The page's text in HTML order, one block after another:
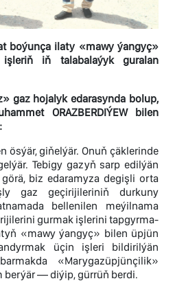
boýunça ilaty «mawy ýangyç»
iň talabalaýyk guralan
gaz hojalyk edarasynda bolup,
ORAZBERDIÝEW bilen
giňelýär. Onuň çäklerinde
Tebigy gazyň sarp edilýän
biz edaramyza degişli orta
gaz geçirijileriniň durkuny
bellenilen meýilnama
gurmak işlerini tapgyrma-
«mawy ýangyç» bilen üpjün
üçin işleri bildirilýän
«Marygazüpjünçilik»
berýär — diýip, gürrüň berdi.